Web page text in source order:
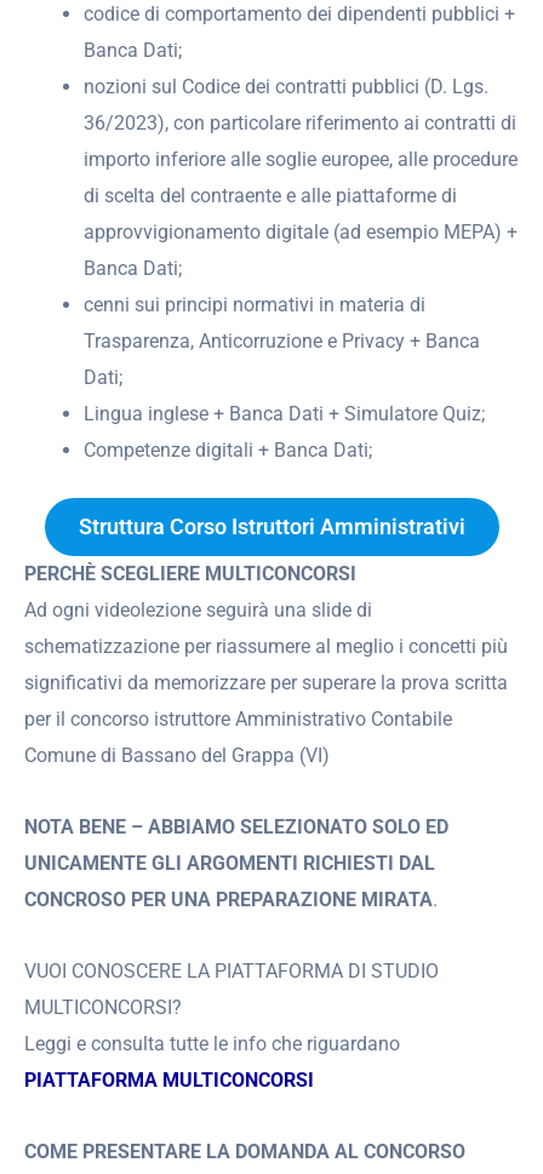
codice di comportamento dei dipendenti pubblici +
Banca Dati;
nozioni sul Codice dei contratti pubblici (D. Lgs.
36/2023), con particolare riferimento ai contratti di
importo inferiore alle soglie europee, alle procedure
di scelta del contraente e alle piattaforme di
approvvigionamento digitale (ad esempio MEPA) +
Banca Dati;
cenni sui principi normativi in materia di
Trasparenza, Anticorruzione e Privacy + Banca
Dati;
Lingua inglese + Banca Dati + Simulatore Quiz;
Competenze digitali + Banca Dati;
Struttura Corso Istruttori Amministrativi
PERCHÈ SCEGLIERE MULTICONCORSI
Ad ogni videolezione seguirà una slide di
schematizzazione per riassumere al meglio i concetti più
significativi da memorizzare per superare la prova scritta
per il concorso istruttore Amministrativo Contabile
Comune di Bassano del Grappa (VI)
NOTA BENE – ABBIAMO SELEZIONATO SOLO ED
UNICAMENTE GLI ARGOMENTI RICHIESTI DAL
CONCROSO PER UNA PREPARAZIONE MIRATA.
VUOI CONOSCERE LA PIATTAFORMA DI STUDIO
MULTICONCORSI?
Leggi e consulta tutte le info che riguardano
PIATTAFORMA MULTICONCORSI
COME PRESENTARE LA DOMANDA AL CONCORSO